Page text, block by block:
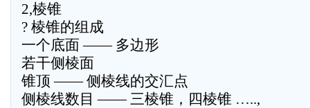
2,棱锥
? 棱锥的组成
一个底面 —— 多边形
若干侧棱面
锥顶 —— 侧棱线的交汇点
侧棱线数目 —— 三棱锥，四棱锥 …..,